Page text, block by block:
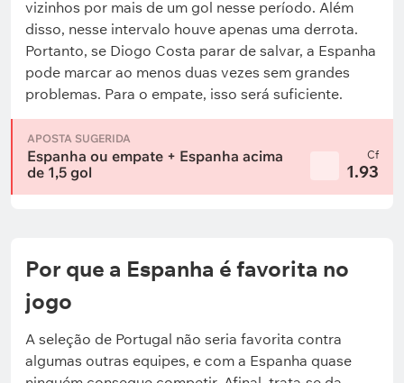
vizinhos por mais de um gol nesse período. Além
disso, nesse intervalo houve apenas uma derrota.
Portanto, se Diogo Costa parar de salvar, a Espanha
pode marcar ao menos duas vezes sem grandes
problemas. Para o empate, isso será suficiente.
APOSTA SUGERIDA
Espanha ou empate + Espanha acima
de 1,5 gol
Cf
1.93
Por que a Espanha é favorita no
jogo
A seleção de Portugal não seria favorita contra
algumas outras equipes, e com a Espanha quase